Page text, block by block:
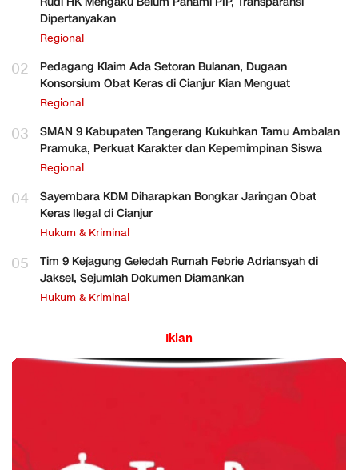
Dipertanyakan
Regional
02
Pedagang Klaim Ada Setoran Bulanan, Dugaan
Konsorsium Obat Keras di Cianjur Kian Menguat
Regional
03
SMAN 9 Kabupaten Tangerang Kukuhkan Tamu Ambalan
Pramuka, Perkuat Karakter dan Kepemimpinan Siswa
Regional
04
Sayembara KDM Diharapkan Bongkar Jaringan Obat
Keras Ilegal di Cianjur
Hukum & Kriminal
05
Tim 9 Kejagung Geledah Rumah Febrie Adriansyah di
Jaksel, Sejumlah Dokumen Diamankan
Hukum & Kriminal
Iklan